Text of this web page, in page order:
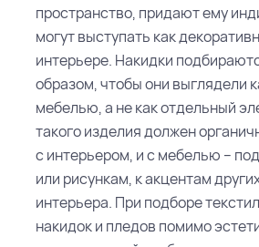
пространство, придают ему
могут выступать как
интерьере. Накидки
образом, чтобы они выглядели
мебелью, а не как отдельный
такого изделия должен
с интерьером, и с мебелью –
или рисункам, к акцентам
интерьера. При подборе
накидок и пледов помимо